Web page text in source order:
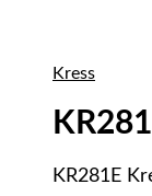
Kress
KR281E